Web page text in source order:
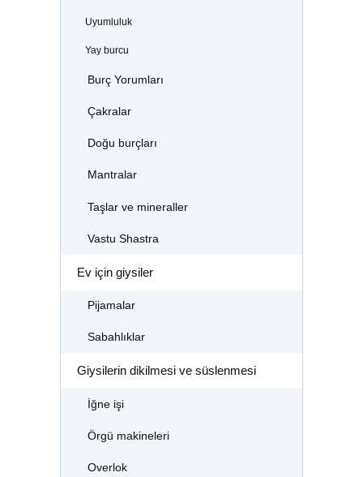
Uyumluluk
Yay burcu
Burç Yorumları
Çakralar
Doğu burçları
Mantralar
Taşlar ve mineraller
Vastu Shastra
Ev için giysiler
Pijamalar
Sabahlıklar
Giysilerin dikilmesi ve süslenmesi
İğne işi
Örgü makineleri
Overlok